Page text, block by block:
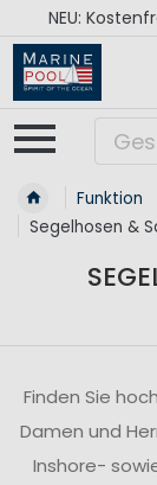
Funktion
Segelhosen &
Finden Sie
Damen und
Inshore-